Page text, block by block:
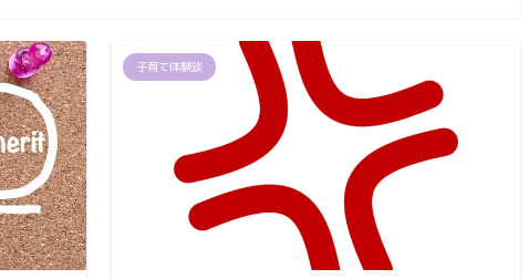
子育て体験談